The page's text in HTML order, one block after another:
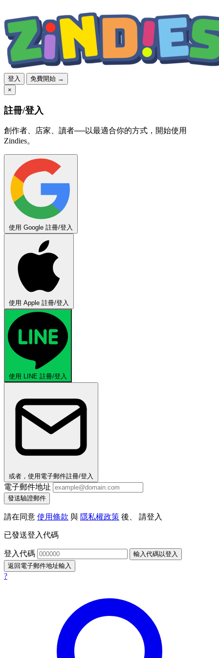
登入
免費開始 →
×
註冊/登入
創作者、店家、讀者──以最適合你的方式，開始使用
Zindies。
使用 Google 註冊/登入
使用 Apple 註冊/登入
使用 LINE 註冊/登入
或者，使用電子郵件註冊/登入
電子郵件地址
發送驗證郵件
請在同意 使用條款 與 隱私權政策 後、 請登入
已發送登入代碼
登入代碼
輸入代碼以登入
返回電子郵件地址輸入
?